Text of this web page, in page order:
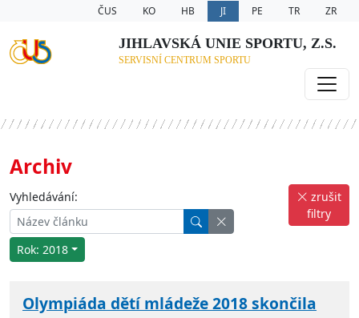
ČUS KO HB JI PE TR ZR
JIHLAVSKÁ UNIE SPORTU, Z.S.
SERVISNÍ CENTRUM SPORTU
Archiv
Vyhledávání:
Rok: 2018
zrušit
filtry
Olympiáda dětí mládeže 2018 skončila